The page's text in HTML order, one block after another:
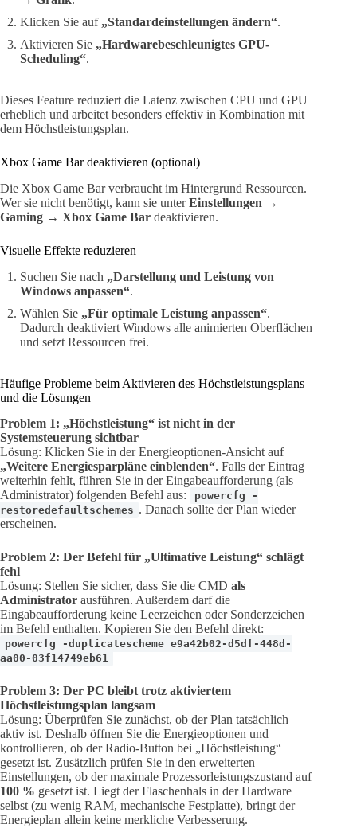
Klicken Sie auf „Standardeinstellungen ändern“.
Aktivieren Sie „Hardwarebeschleunigtes GPU-
Scheduling“.
Dieses Feature reduziert die Latenz zwischen CPU und GPU
erheblich und arbeitet besonders effektiv in Kombination mit
dem Höchstleistungsplan.
Xbox Game Bar deaktivieren (optional)
Die Xbox Game Bar verbraucht im Hintergrund Ressourcen.
Wer sie nicht benötigt, kann sie unterEinstellungen →
Gaming → Xbox Game Bar deaktivieren.
Visuelle Effekte reduzieren
Suchen Sie nach „Darstellung und Leistung von
Windows anpassen“.
Wählen Sie „Für optimale Leistung anpassen“.
Dadurch deaktiviert Windows alle animierten Oberflächen
und setzt Ressourcen frei.
Häufige Probleme beim Aktivieren des Höchstleistungsplans –
und die Lösungen
Problem 1: „Höchstleistung“ ist nicht in der
Systemsteuerung sichtbar
Lösung: Klicken Sie in der Energieoptionen-Ansicht auf
„Weitere Energiesparpläne einblenden“. Falls der Eintrag
weiterhin fehlt, führen Sie in der Eingabeaufforderung (als
Administrator) folgenden Befehl aus:
powercfg -
restoredefaultschemes . Danach sollte der Plan wieder
erscheinen.
Problem 2: Der Befehl für „Ultimative Leistung“ schlägt
fehl
Lösung: Stellen Sie sicher, dass Sie die CMD als
Administrator ausführen. Außerdem darf die
Eingabeaufforderung keine Leerzeichen oder Sonderzeichen
im Befehl enthalten. Kopieren Sie den Befehl direkt:
powercfg -duplicatescheme e9a42b02-d5df-448d-
aa00-03f14749eb61
Problem 3: Der PC bleibt trotz aktiviertem
Höchstleistungsplan langsam
Lösung: Überprüfen Sie zunächst, ob der Plan tatsächlich
aktiv ist. Deshalb öffnen Sie die Energieoptionen und
kontrollieren, ob der Radio-Button bei „Höchstleistung“
gesetzt ist. Zusätzlich prüfen Sie in den erweiterten
Einstellungen, ob der maximale Prozessorleistungszustand auf
100 % gesetzt ist. Liegt der Flaschenhals in der Hardware
selbst (zu wenig RAM, mechanische Festplatte), bringt der
Energieplan allein keine merkliche Verbesserung.